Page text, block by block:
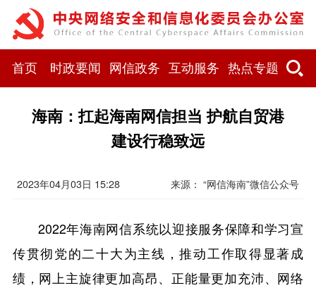
首页 时政要闻 网信政务 互动服务 热点专题
​海南：扛起海南网信担当 护航自贸港
建设行稳致远
2023年04月03日 15:28 来源： “网信海南”微信公众号
2022年海南网信系统以迎接服务保障和学习宣
传贯彻党的二十大为主线，推动工作取得显著成
绩，网上主旋律更加高昂、正能量更加充沛、网络